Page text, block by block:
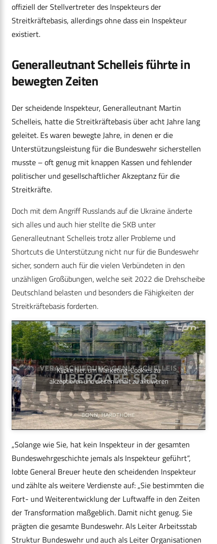
offiziell der Stellvertreter des Inspekteurs der
Streitkräftebasis, allerdings ohne dass ein Inspekteur
existiert.
Generalleutnant Schelleis führte in
bewegten Zeiten
Der scheidende Inspekteur, Generalleutnant Martin
Schelleis, hatte die Streitkräftebasis über acht Jahre lang
geleitet. Es waren bewegte Jahre, in denen er die
Unterstützungsleistung für die Bundeswehr sicherstellen
musste – oft genug mit knappen Kassen und fehlender
politischer und gesellschaftlicher Akzeptanz für die
Streitkräfte.
Doch mit dem Angriff Russlands auf die Ukraine änderte
sich alles und auch hier stellte die SKB unter
Generalleutnant Schelleis trotz aller Probleme und
Shortcuts die Unterstützung nicht nur für die Bundeswehr
sicher, sondern auch für die vielen Verbündeten in den
unzähligen Großübungen, welche seit 2022 die Drehscheibe
Deutschland belasten und besonders die Fähigkeiten der
Streitkräftebasis forderten.
Klicke hier, um Marketing-Cookies zu
akzeptieren und diesen Inhalt zu aktivieren
„Solange wie Sie, hat kein Inspekteur in der gesamten
Bundeswehrgeschichte jemals als Inspekteur geführt“,
lobte General Breuer heute den scheidenden Inspekteur
und zählte als weitere Verdienste auf: „Sie bestimmten die
Fort- und Weiterentwicklung der Luftwaffe in den Zeiten
der Transformation maßgeblich. Damit nicht genug. Sie
prägten die gesamte Bundeswehr. Als Leiter Arbeitsstab
Struktur Bundeswehr und auch als Leiter Organisationen